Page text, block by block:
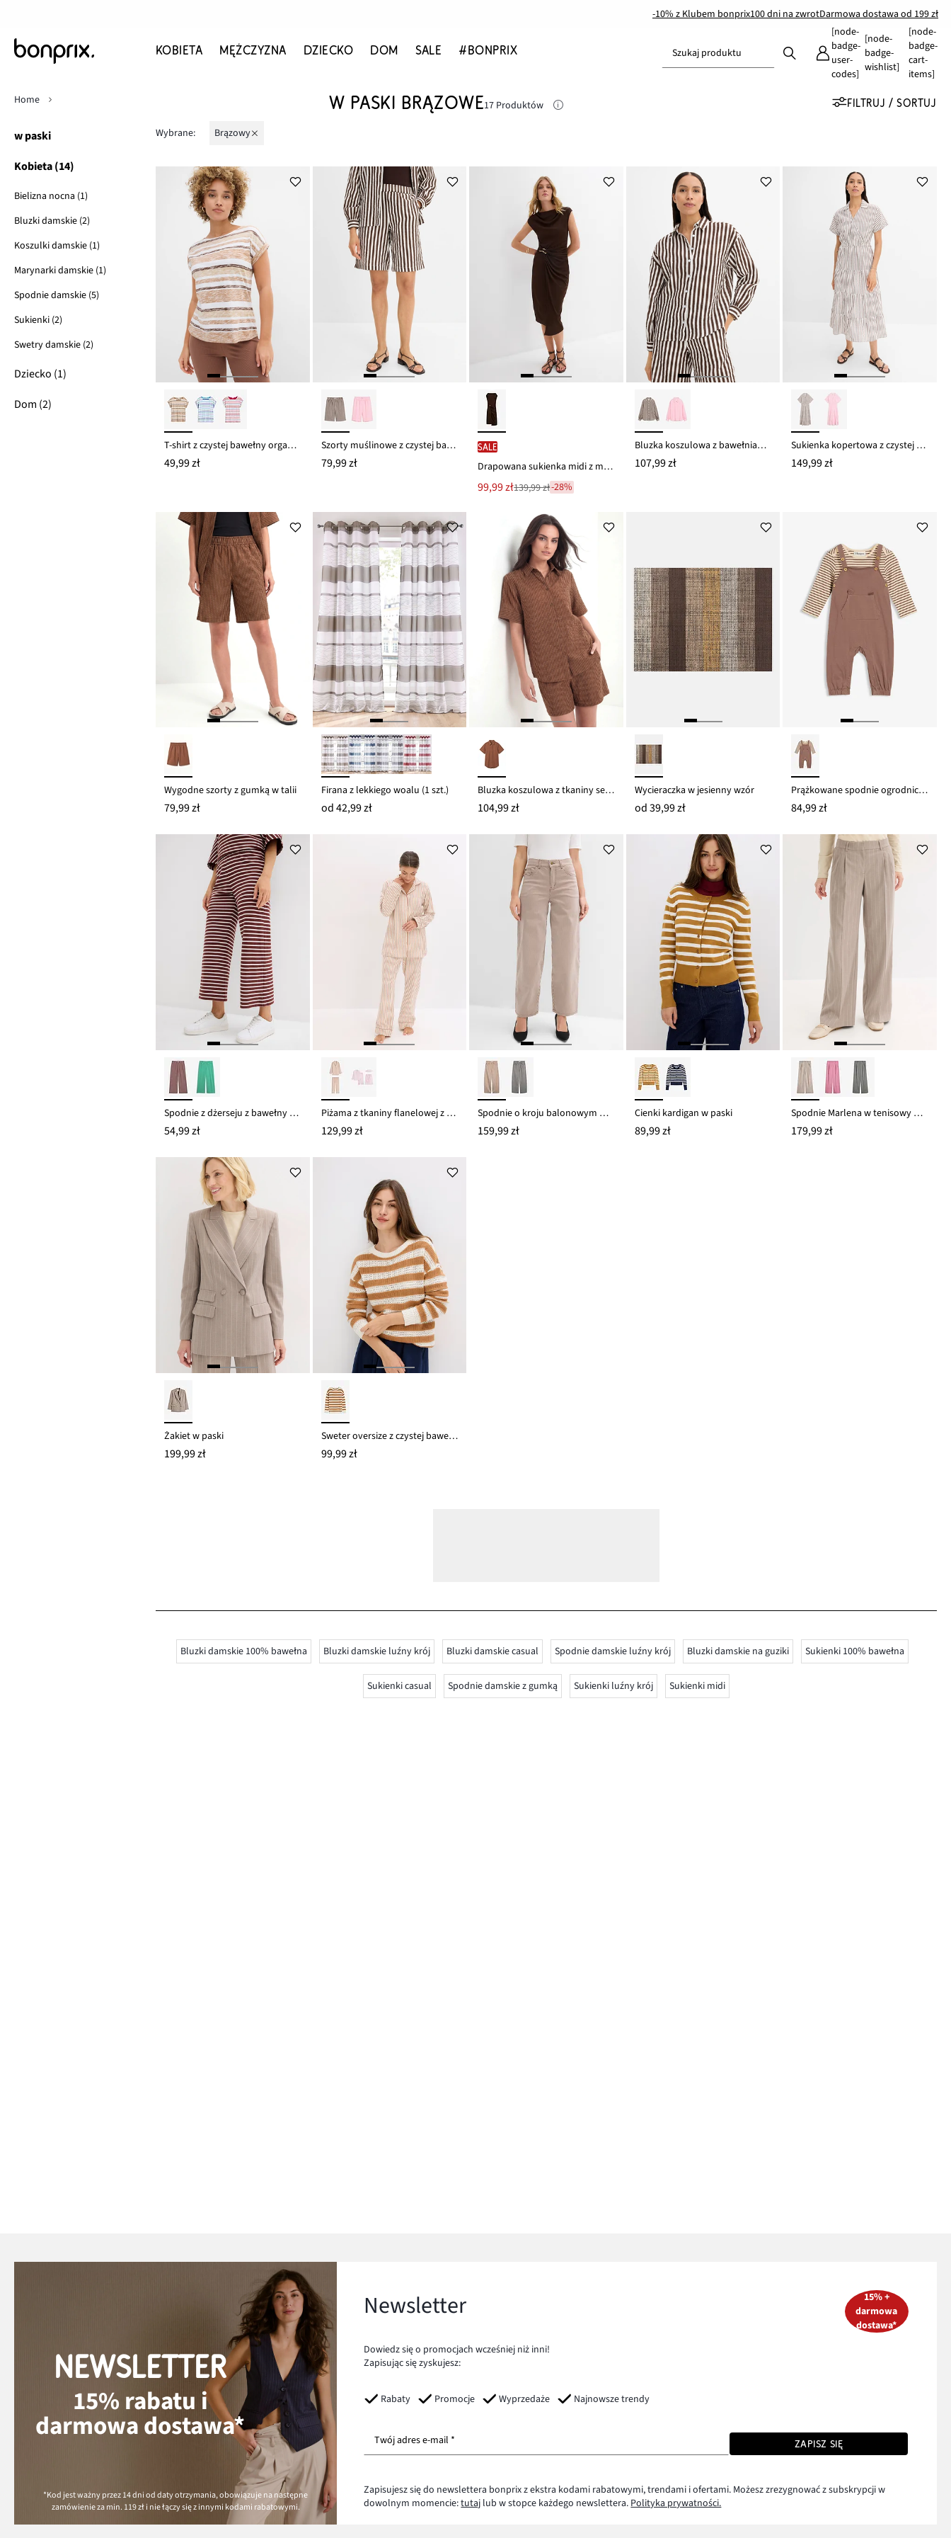
-10% z Klubem bonprix100 dni na zwrotDarmowa dostawa od 199 zł
KOBIETA MĘŻCZYZNA DZIECKO DOM SALE #BONPRIX Szukaj produktu
[node-
badge-
user-
codes]
[node-
badge-
wishlist]
[node-
badge-
cart-
items]
w paski
Kobieta (14)
Bielizna nocna (1)
Bluzki damskie (2)
Koszulki damskie (1)
Marynarki damskie (1)
Spodnie damskie (5)
Sukienki (2)
Swetry damskie (2)
Dziecko (1)
Dom (2)
Home W PASKI BRĄZOWE17 Produktów FILTRUJ / SORTUJ
Wybrane: brązowy
T-shirt z czystej bawełny organicznej
49,99 zł
Szorty muślinowe z czystej bawełny
79,99 zł
SALE
Drapowana sukienka midi z materiału w paski
Nowa
cena
99,99 zł
Przeceniono
139,99 zł
139,99 zł-28%
Bluzka koszulowa z bawełnianego muślinu
107,99 zł
Sukienka kopertowa z czystej bawełny
149,99 zł
Wygodne szorty z gumką w talii
79,99 zł
Firana z lekkiego woalu (1 szt.)
od42,99 zł
Bluzka koszulowa z tkaniny seersucker z czystej bawełny
104,99 zł
Wycieraczka w jesienny wzór
od39,99 zł
Prążkowane spodnie ogrodniczki i body z czystej bawełny organicznej (komplet 2 cz.)
84,99 zł
Spodnie z dżerseju z bawełny o delikatnej fakturze
54,99 zł
Piżama z tkaniny flanelowej z torebką upominkową
129,99 zł
Spodnie o kroju balonowym w paski
159,99 zł
Cienki kardigan w paski
89,99 zł
Spodnie Marlena w tenisowy prążek
179,99 zł
Żakiet w paski
199,99 zł
Sweter oversize z czystej bawełny
99,99 zł
Bluzki damskie 100% bawełna Bluzki damskie luźny krój Bluzki damskie casual Spodnie damskie luźny krój Bluzki damskie na guziki Sukienki 100% bawełna
Sukienki casual Spodnie damskie z gumką Sukienki luźny krój Sukienki midi
NEWSLETTER
15% rabatu i
darmowa dostawa*
*Kod jest ważny przez 14 dni od daty otrzymania, obowiązuje na następne
zamówienie za min. 119 złi nie łączy się z innymi kodami rabatowymi.
Newsletter
Dowiedz się o promocjach wcześniej niż inni!
Zapisując się zyskujesz:
Rabaty Promocje Wyprzedaże Najnowsze trendy
15% +
darmowa
dostawa*
Twój adres e-mail * ZAPISZ SIĘ
Zapisujesz się do newslettera bonprix z ekstra kodami rabatowymi, trendami i ofertami. Możesz zrezygnować z subskrypcji w
dowolnym momencie:tutaj lub w stopce każdego newslettera. Polityka prywatności.